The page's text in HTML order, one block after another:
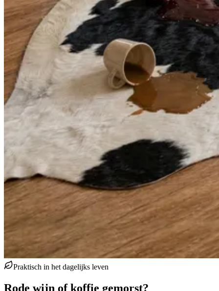
Praktisch in het dagelijks leven
Rode wijn of koffie gemorst?